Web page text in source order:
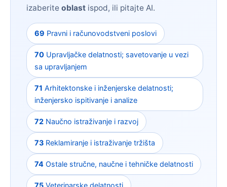
izaberite oblast ispod, ili pitajte AI.
69 Pravni i računovodstveni poslovi
70 Upravljačke delatnosti; savetovanje u vezi
sa upravljanjem
71 Arhitektonske i inženjerske delatnosti;
inženjersko ispitivanje i analize
72 Naučno istraživanje i razvoj
73 Reklamiranje i istraživanje tržišta
74 Ostale stručne, naučne i tehničke delatnosti
75 Veterinarske delatnosti